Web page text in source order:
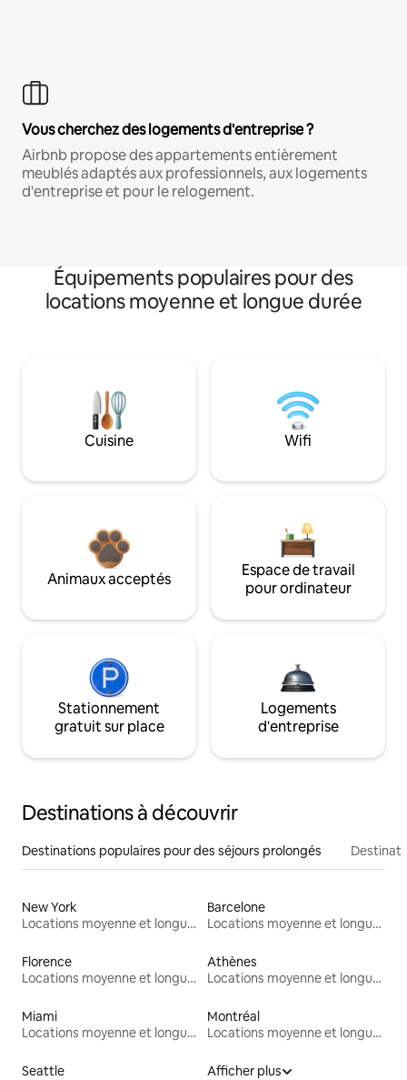
Vous cherchez des logements d'entreprise ?
Airbnb propose des appartements entièrement
meublés adaptés aux professionnels, aux logements
d'entreprise et pour le relogement.
Équipements populaires pour des
locations moyenne et longue durée
Cuisine Wifi
Animaux acceptés
Espace de travail
pour ordinateur
Stationnement
gratuit sur place
Logements
d'entreprise
Destinations à découvrir
Destinations populaires pour des séjours prolongés
New York
Locations moyenne et longue durée
Barcelone
Locations moyenne et longue durée
Florence
Locations moyenne et longue durée
Athènes
Locations moyenne et longue durée
Miami
Locations moyenne et longue durée
Montréal
Locations moyenne et longue durée
Seattle
Afficher plus